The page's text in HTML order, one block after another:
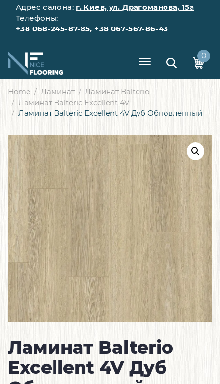
Адрес салона: г. Киев, ул. Драгоманова, 15а
Телефоны:
+38 068-245-87-85, +38 067-567-86-43
0
Home Ламинат
Ламинат Balterio
Ламинат Balterio Excellent 4V
Ламинат Balterio Excellent 4V Дуб Обновленный
Ламинат Balterio
Excellent 4V Дуб